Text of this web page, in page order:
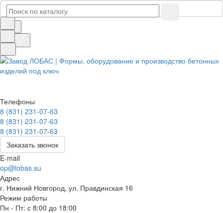
Телефоны
8 (831) 231-07-63
8 (831) 231-07-63
8 (831) 231-07-63
Заказать звонок
E-mail
op@lobas.su
Адрес
г. Нижний Новгород, ул. Правдинская 16
Режим работы
Пн - Пт: с 8:00 до 18:00